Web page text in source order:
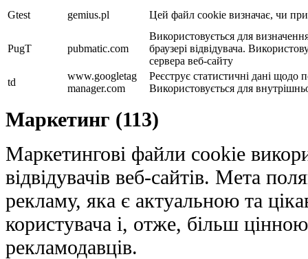
Gtest
gemius.pl Цей файл cookie визначає, чи
PugT pubmatic.com
Використовується для
браузері відвідувача.
сервера веб-сайту
td
www.googletag
manager.com
Реєструє статистичні дані щодо
Використовується для
Маркетинг (113)
Маркетингові файли cookie
відвідувачів веб-сайтів. Мета
рекламу, яка є актуальною та
користувача і, отже, більш
рекламодавців.